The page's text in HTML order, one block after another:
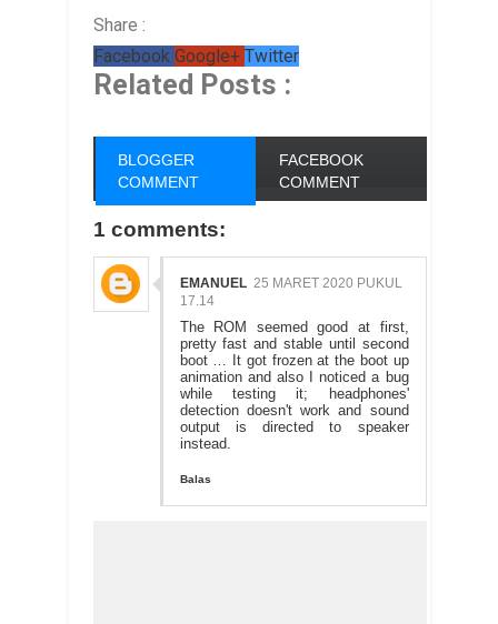
Share :
Facebook Google+ Twitter
Related Posts :
BLOGGER
COMMENT
FACEBOOK
COMMENT
1 comments:
EMANUEL 25 MARET 2020 PUKUL
17.14
The ROM seemed good at first,
pretty fast and stable until second
boot … It got frozen at the boot up
animation and also I noticed a bug
while testing it; headphones'
detection doesn't work and sound
output is directed to speaker
instead.
Balas